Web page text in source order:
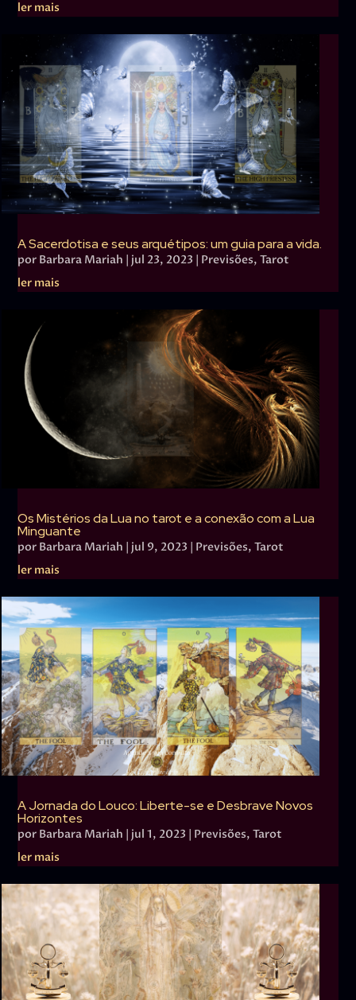
ler mais
A Sacerdotisa e seus arquétipos: um guia para a vida.
por Barbara Mariah | jul 23, 2023 | Previsões,Tarot
ler mais
Os Mistérios da Lua no tarot e a conexão com a Lua
Minguante
por Barbara Mariah | jul 9, 2023 | Previsões,Tarot
ler mais
A Jornada do Louco: Liberte-se e Desbrave Novos
Horizontes
por Barbara Mariah jul 1, 2023 Previsões,Tarot
ler mais